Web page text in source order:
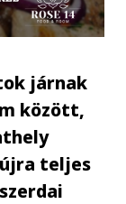
járnak
között,
teljes